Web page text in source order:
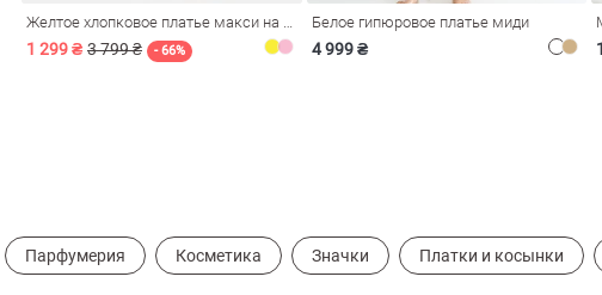
1 299 ₴ 3 799 ₴ - 66%
Белое гипюровое платье миди
4 999 ₴
Парфумерия Косметика Значки Платки и косынки